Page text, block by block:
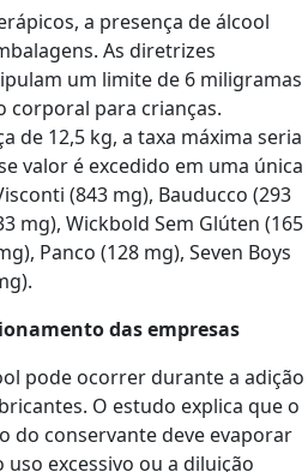
a presença de álcool
As diretrizes
um limite de 6 miligramas
corporal para crianças.
de 12,5 kg, a taxa máxima seria
valor é excedido em uma única
(843 mg), Bauducco (293
mg), Wickbold Sem Glúten (165
Panco (128 mg), Seven Boys
das empresas
pode ocorrer durante a adição
O estudo explica que o
do conservante deve evaporar
excessivo ou a diluição